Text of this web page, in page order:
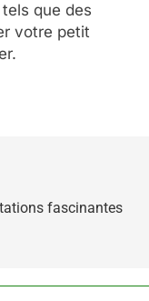
que des
votre petit
fascinantes